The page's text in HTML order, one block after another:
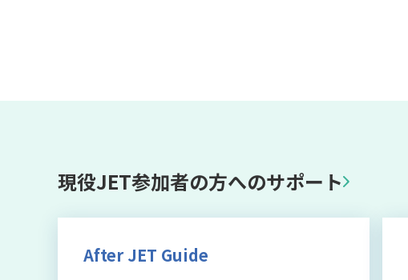
現役JET参加者の方へのサポート
After JET Guide